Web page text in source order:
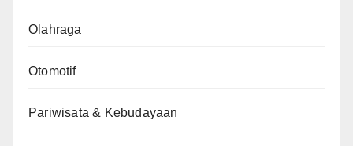
Olahraga
Otomotif
Pariwisata & Kebudayaan